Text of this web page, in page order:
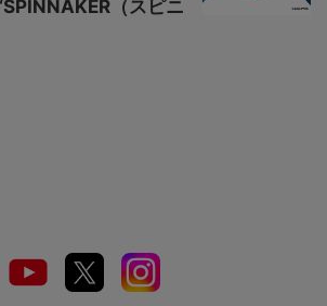
（スピニ